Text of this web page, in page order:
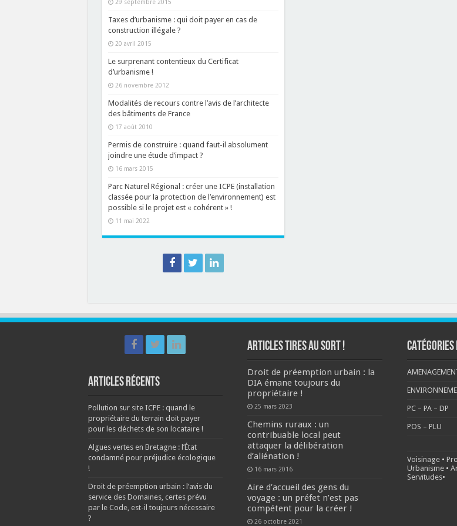
29 septembre 2015
Taxes d’urbanisme : qui doit payer en cas de
construction illégale ?
20 avril 2015
Le surprenant contentieux du Certificat
d’urbanisme !
26 novembre 2012
Modalités de recours contre l’avis de l’architecte
des bâtiments de France
17 août 2010
Permis de construire : quand faut-il absolument
joindre une étude d’impact ?
16 mars 2015
Parc Naturel Régional : créer une ICPE (installation
classée pour la protection de l’environnement) est
possible si le projet est « cohérent » !
11 mai 2022
Articles récents
Pollution sur site ICPE : quand le
propriétaire du terrain doit payer
pour les déchets de son locataire !
Algues vertes en Bretagne : l’État
condamné pour préjudice écologique
!
Droit de préemption urbain : l’avis du
service des Domaines, certes prévu
par le Code, est-il toujours nécessaire
?
ARTICLES TIRES AU SORT !
Droit de préemption urbain : la
DIA émane toujours du
propriétaire !
25 mars 2023
Chemins ruraux : un
contribuable local peut
attaquer la délibération
d’aliénation !
16 mars 2016
Aire d’accueil des gens du
voyage : un préfet n’est pas
compétent pour la créer !
26 octobre 2021
PC – PA – DP
POS – PLU
Voisinage•
Urbanisme•
Servitudes•